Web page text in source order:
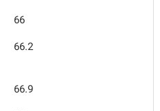
66
66.2
66.9